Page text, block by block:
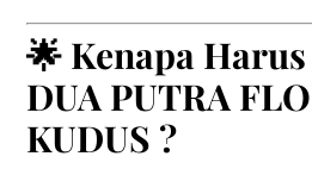
🌟 Kenapa
DUA PUTRA
KUDUS ?